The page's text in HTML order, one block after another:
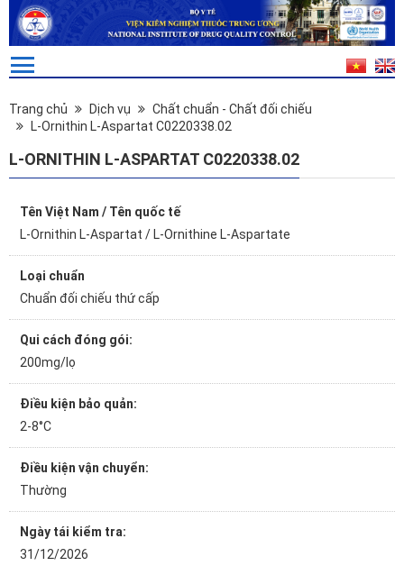
Trang chủ Dịch vụ
Chất chuẩn - Chất đối chiếu
L-Ornithin L-Aspartat C0220338.02
L-ORNITHIN L-ASPARTAT C0220338.02
Tên Việt Nam / Tên quốc tế
L-Ornithin L-Aspartat / L-Ornithine L-Aspartate
Loại chuẩn
Chuẩn đối chiếu thứ cấp
Qui cách đóng gói:
200mg/lọ
Điều kiện bảo quản:
2-8°C
Điều kiện vận chuyển:
Thường
Ngày tái kiểm tra:
31/12/2026